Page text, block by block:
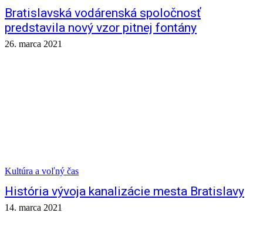
Bratislavská vodárenská spoločnosť
predstavila nový vzor pitnej fontány
26. marca 2021
Kultúra a voľný čas
História vývoja kanalizácie mesta Bratislavy
14. marca 2021